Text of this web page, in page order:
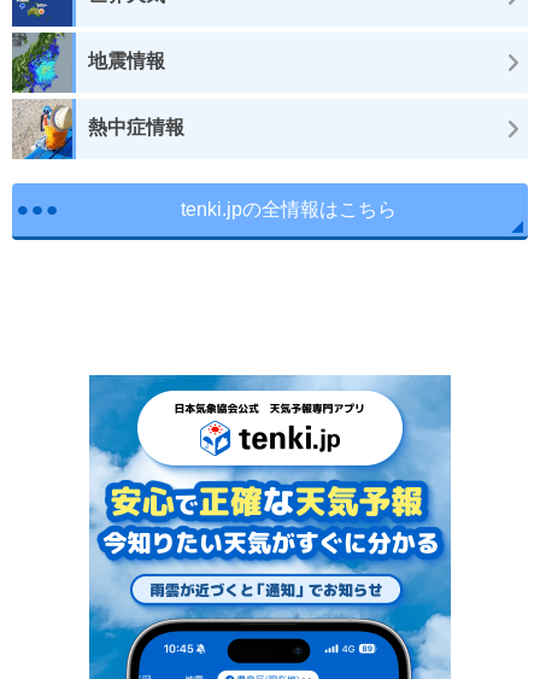
地震情報
熱中症情報
tenki.jpの全情報はこちら